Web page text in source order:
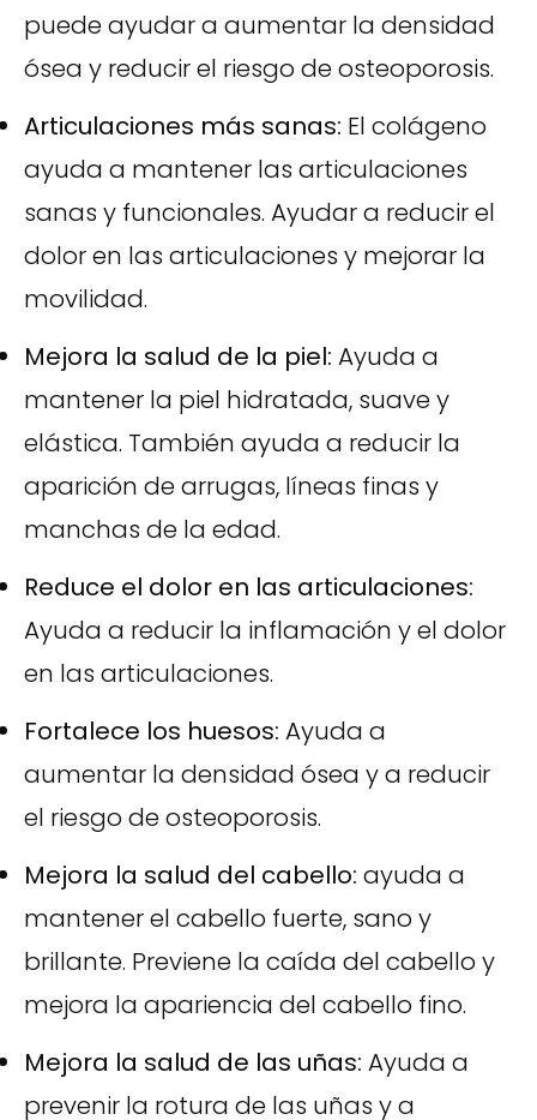
puede ayudar a aumentar la densidad
ósea y reducir el riesgo de osteoporosis.
Articulaciones más sanas: El colágeno
ayuda a mantener las articulaciones
sanas y funcionales. Ayudar a reducir el
dolor en las articulaciones y mejorar la
movilidad.
Mejora la salud de la piel: Ayuda a
mantener la piel hidratada, suave y
elástica. También ayuda a reducir la
aparición de arrugas, líneas finas y
manchas de la edad.
Reduce el dolor en las articulaciones:
Ayuda a reducir la inflamación y el dolor
en las articulaciones.
Fortalece los huesos: Ayuda a
aumentar la densidad ósea y a reducir
el riesgo de osteoporosis.
Mejora la salud del cabello: ayuda a
mantener el cabello fuerte, sano y
brillante. Previene la caída del cabello y
mejora la apariencia del cabello fino.
Mejora la salud de las uñas: Ayuda a
prevenir la rotura de las uñas y a